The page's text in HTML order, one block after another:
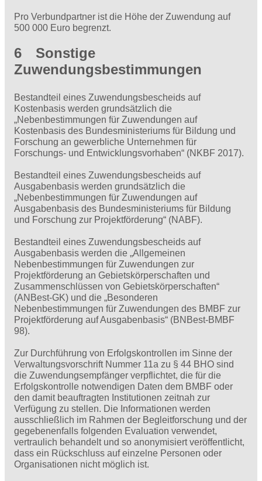
Pro Verbundpartner ist die Höhe der Zuwendung auf
500 000 Euro begrenzt.
6 Sonstige
Zuwendungsbestimmungen
Bestandteil eines Zuwendungsbescheids auf
Kostenbasis werden grundsätzlich die
„Nebenbestimmungen für Zuwendungen auf
Kostenbasis des Bundesministeriums für Bildung und
Forschung an gewerbliche Unternehmen für
Forschungs- und Entwicklungsvorhaben“ (NKBF 2017).
Bestandteil eines Zuwendungsbescheids auf
Ausgabenbasis werden grundsätzlich die
„Nebenbestimmungen für Zuwendungen auf
Ausgabenbasis des Bundesministeriums für Bildung
und Forschung zur Projektförderung“ (NABF).
Bestandteil eines Zuwendungsbescheids auf
Ausgabenbasis werden die „Allgemeinen
Nebenbestimmungen für Zuwendungen zur
Projektförderung an Gebietskörperschaften und
Zusammenschlüssen von Gebietskörperschaften“
(ANBest-GK) und die „Besonderen
Nebenbestimmungen für Zuwendungen des BMBF zur
Projektförderung auf Ausgabenbasis“ (BNBest-BMBF
98).
Zur Durchführung von Erfolgskontrollen im Sinne der
Verwaltungsvorschrift Nummer 11a zu § 44 BHO sind
die Zuwendungsempfänger verpflichtet, die für die
Erfolgskontrolle notwendigen Daten dem BMBF oder
den damit beauftragten Institutionen zeitnah zur
Verfügung zu stellen. Die Informationen werden
ausschließlich im Rahmen der Begleitforschung und der
gegebenenfalls folgenden Evaluation verwendet,
vertraulich behandelt und so anonymisiert veröffentlicht,
dass ein Rückschluss auf einzelne Personen oder
Organisationen nicht möglich ist.